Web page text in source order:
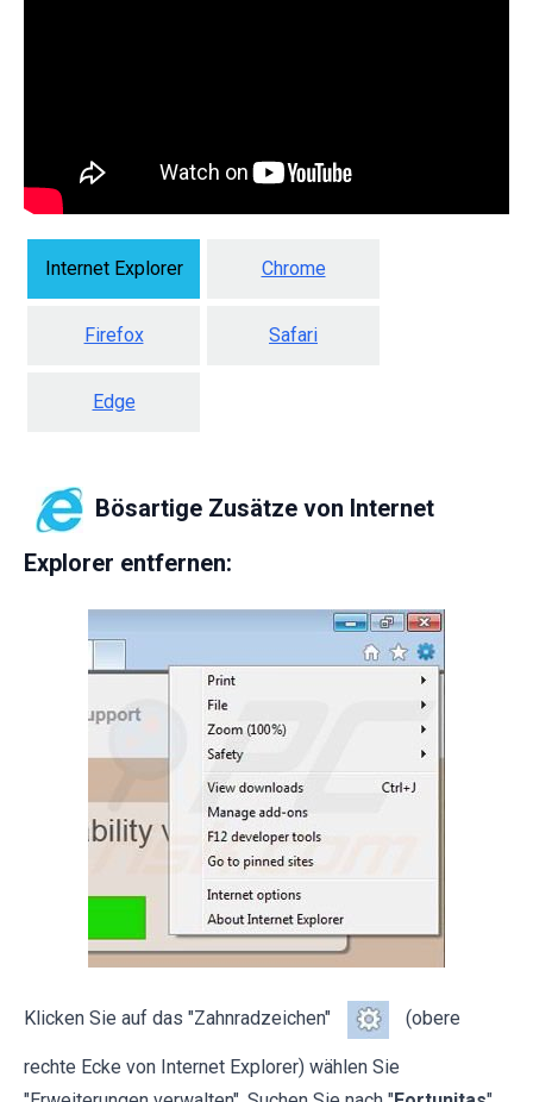
Internet Explorer Chrome
Firefox Safari
Edge
Bösartige Zusätze von Internet
Explorer entfernen:
Klicken Sie auf das "Zahnradzeichen" (obere
rechte Ecke von Internet Explorer) wählen Sie